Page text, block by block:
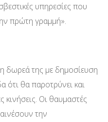
υπηρεσίες που
πρώτη γραμμή».
δωρεά της με δημοσίευση
ότι θα παροτρύνει και
κινήσεις. Οι θαυμαστές
την